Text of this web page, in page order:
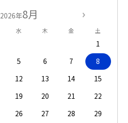
2026年8月
水 木 金 土
1
5 6 7
8
12 13 14
15
19 20 21
22
26 27 28
29